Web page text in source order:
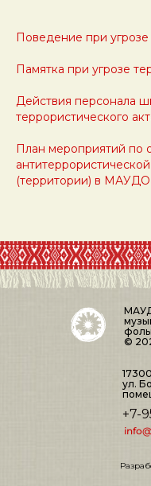
Поведение при угрозе
Памятка при угрозе
Действия персонала
террористического
План мероприятий по
(территории) в
©
ул.
+7-